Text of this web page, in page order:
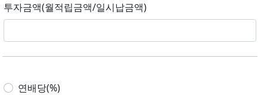
투자금액(월적립금액/일시납금액)
연배당(%)